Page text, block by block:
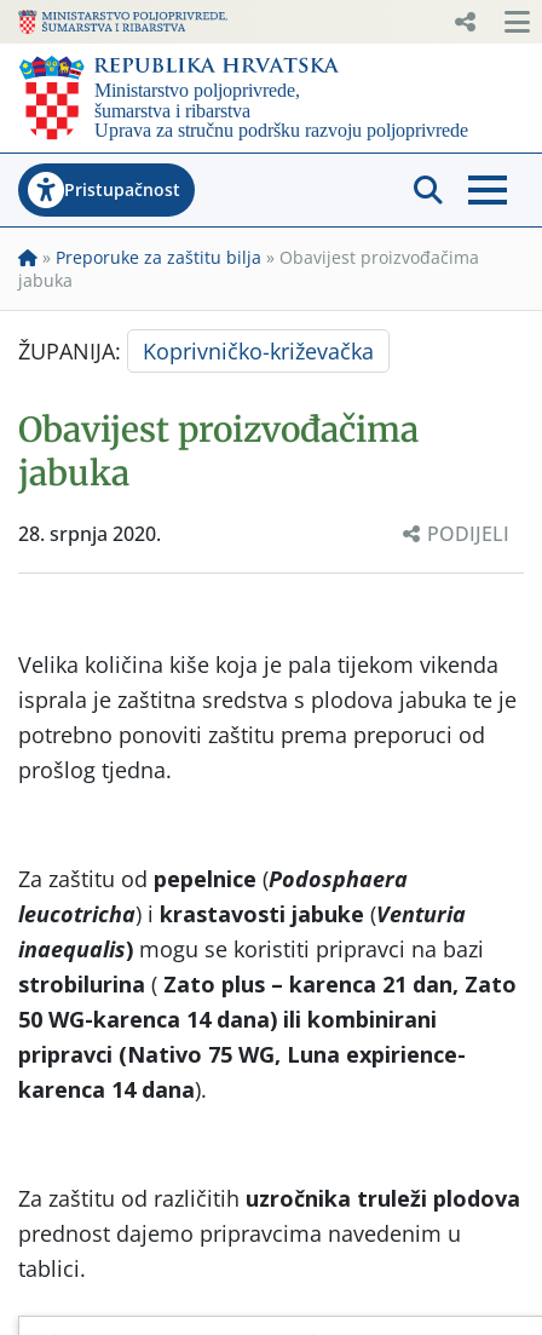
Pristupačnost
» Preporuke za zaštitu bilja » Obavijest proizvođačima
jabuka
ŽUPANIJA: Koprivničko-križevačka
Obavijest proizvođačima
jabuka
28. srpnja 2020. PODIJELI
Velika količina kiše koja je pala tijekom vikenda
isprala je zaštitna sredstva s plodova jabuka te je
potrebno ponoviti zaštitu prema preporuci od
prošlog tjedna.
Za zaštitu od pepelnice (Podosphaera
leucotricha) i krastavosti jabuke (Venturia
inaequalis) mogu se koristiti pripravci na bazi
strobilurina ( Zato plus – karenca 21 dan, Zato
50 WG-karenca 14 dana) ili kombinirani
pripravci (Nativo 75 WG, Luna expirience-
karenca 14 dana).
Za zaštitu od različitih uzročnika truleži plodova
prednost dajemo pripravcima navedenim u
tablici.